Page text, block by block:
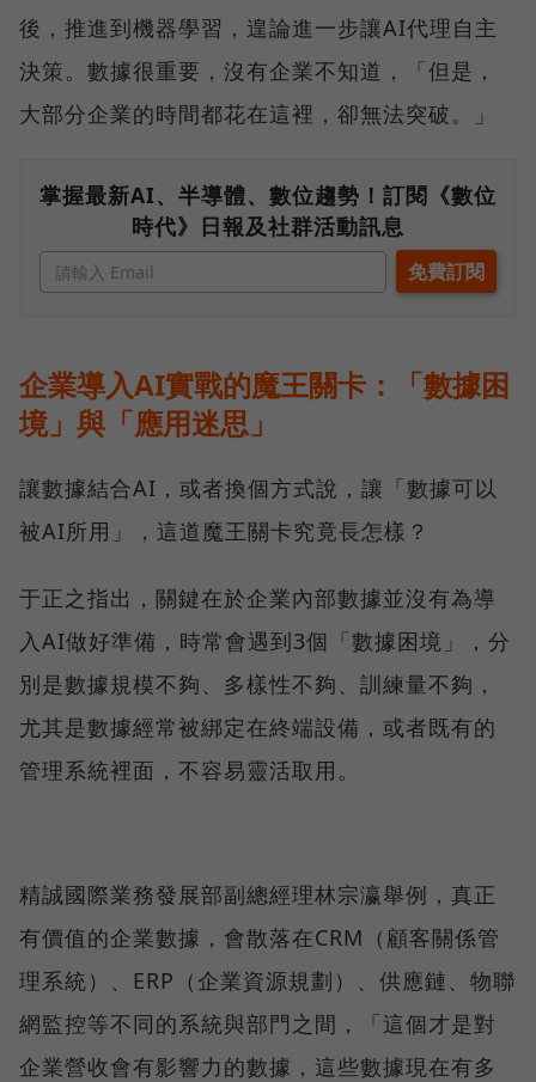
後，推進到機器學習，遑論進一步讓AI代理自主
決策。數據很重要，沒有企業不知道，「但是，
大部分企業的時間都花在這裡，卻無法突破。」
掌握最新AI、半導體、數位趨勢！訂閱《數位
時代》日報及社群活動訊息
企業導入AI實戰的魔王關卡：「數據困
境」與「應用迷思」
讓數據結合AI，或者換個方式說，讓「數據可以
被AI所用」，這道魔王關卡究竟長怎樣？
于正之指出，關鍵在於企業內部數據並沒有為導
入AI做好準備，時常會遇到3個「數據困境」，分
別是數據規模不夠、多樣性不夠、訓練量不夠，
尤其是數據經常被綁定在終端設備，或者既有的
管理系統裡面，不容易靈活取用。
精誠國際業務發展部副總經理林宗瀛舉例，真正
有價值的企業數據，會散落在CRM（顧客關係管
理系統）、ERP（企業資源規劃）、供應鏈、物聯
網監控等不同的系統與部門之間，「這個才是對
企業營收會有影響力的數據，這些數據現在有多